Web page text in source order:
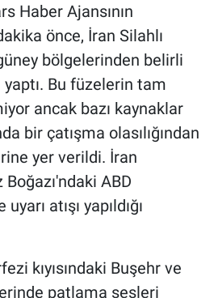
Haber Ajansının
önce, İran Silahlı
bölgelerinden belirli
yaptı. Bu füzelerin tam
ancak bazı kaynaklar
bir çatışma olasılığından
yer verildi. İran
ABD
atışı yapıldığı
kıyısındaki Buşehr ve
patlama sesleri